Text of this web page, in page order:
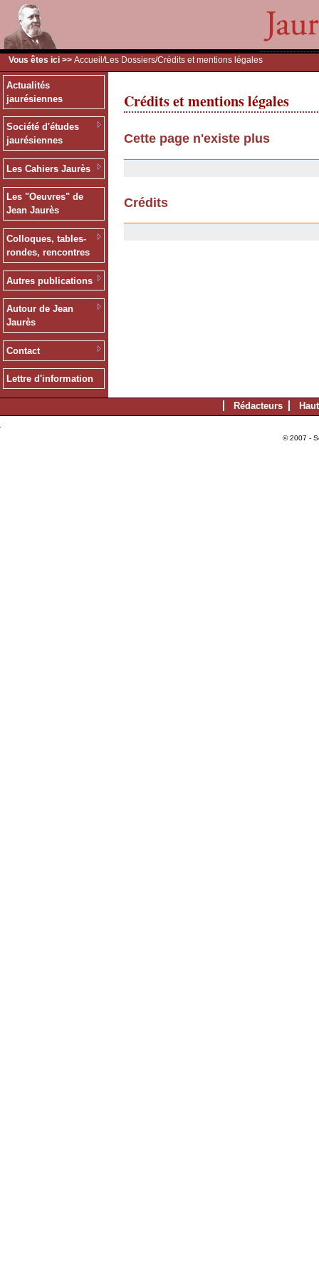
Vous êtes ici >> Accueil /Les Dossiers/Crédits et mentions légales
Actualités
jaurésiennes
Société d'études
jaurésiennes
Les Cahiers Jaurès
Les "Oeuvres" de
Jean Jaurès
Colloques, tables-
rondes, rencontres
Autres publications
Autour de Jean
Jaurès
Contact
Lettre d'information
Crédits et mentions légales
Cette page n'existe plus
Crédits
Rédacteurs
© 2007 -